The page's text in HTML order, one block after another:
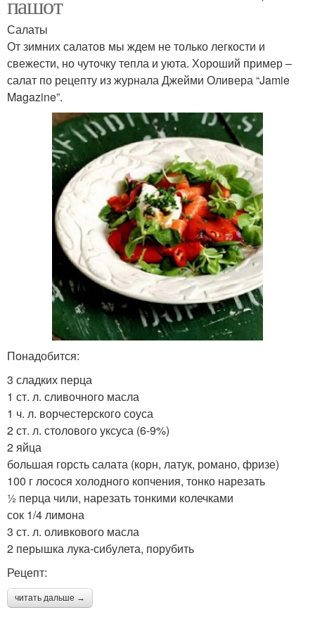
Салаты
От зимних салатов мы ждем не только легкости и
свежести, но чуточку тепла и уюта. Хороший пример –
салат по рецепту из журнала Джейми Оливера “Jamie
Magazine”.
Понадобится:
3 сладких перца
1 ст. л. сливочного масла
1 ч. л. ворчестерского соуса
2 ст. л. столового уксуса (6-9%)
2 яйца
большая горсть салата (корн, латук, романо, фризе)
100 г лосося холодного копчения, тонко нарезать
½ перца чили, нарезать тонкими колечками
сок 1/4 лимона
3 ст. л. оливкового масла
2 перышка лука-сибулета, порубить
Рецепт:
читать дальше →